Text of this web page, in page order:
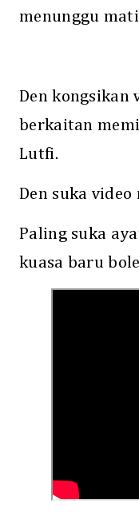
menunggu
Den kongsikan
berkaitan
Lutfi.
Den suka
Paling suka
kuasa baru